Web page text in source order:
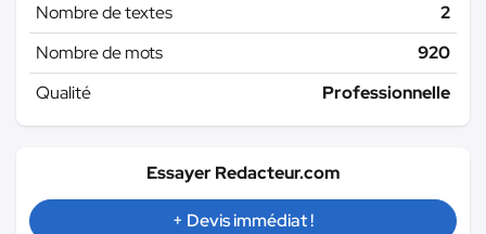
Nombre de textes
2
Nombre de mots
920
Qualité
Professionnelle
Essayer Redacteur.com
+ Devis immédiat !